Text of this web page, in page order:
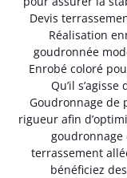
Devis
Réalisation
goudronnée
Enrobé coloré
Qu’il
Goudronnage de
rigueur afin
goudronnage
terrassement
bénéficiez